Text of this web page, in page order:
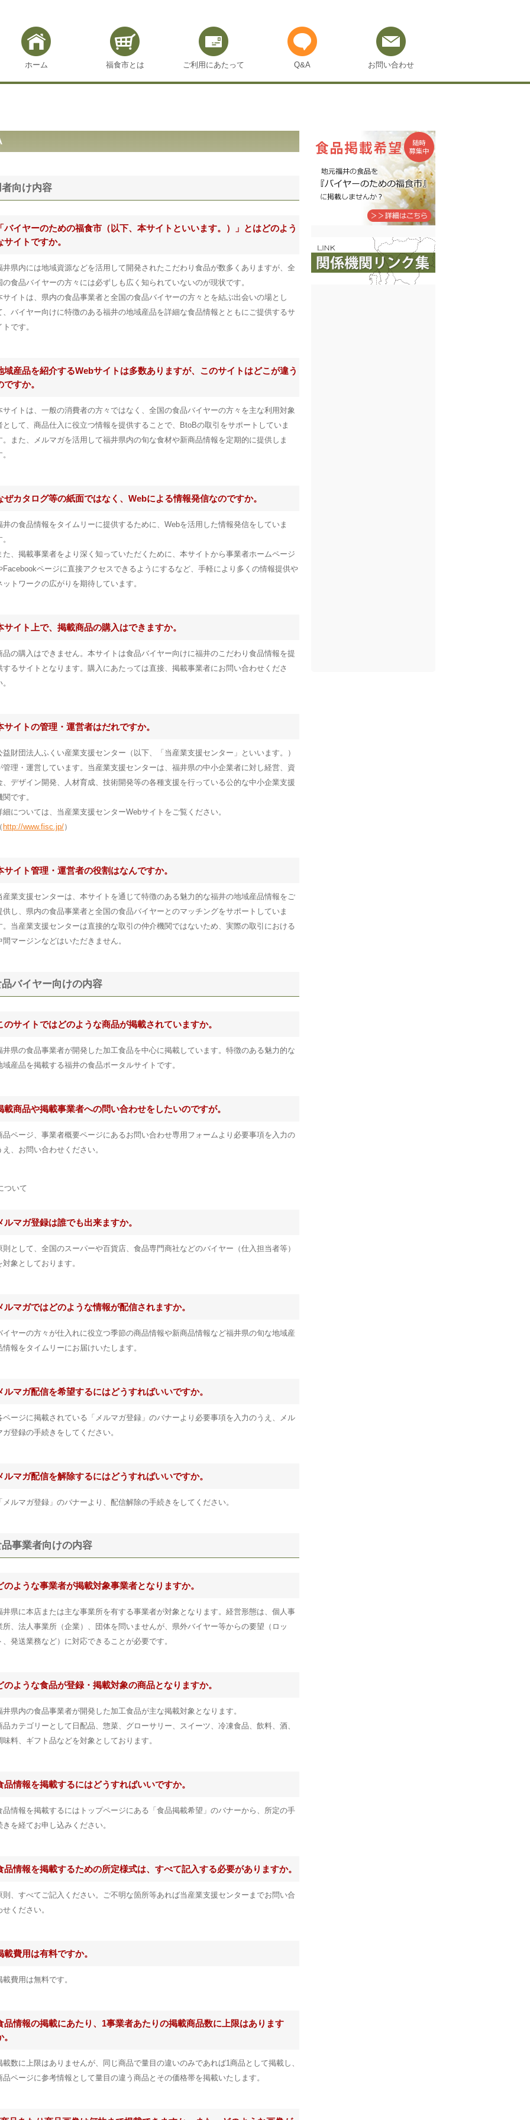
ホーム 福食市とは ご利用にあたって Q&A お問い合わせ
向け内容
バイヤーのための福食市（以下、本サイトといいます。）」とはどのよう
サイトですか。
井県内には地域資源などを活用して開発されたこだわり食品が数多くありますが、全
の食品バイヤーの方々には必ずしも広く知られていないのが現状です。
サイトは、県内の食品事業者と全国の食品バイヤーの方々とを結ぶ出会いの場とし
、バイヤー向けに特徴のある福井の地域産品を詳細な食品情報とともにご提供するサ
トです。
域産品を紹介するWebサイトは多数ありますが、このサイトはどこが違う
ですか。
サイトは、一般の消費者の方々ではなく、全国の食品バイヤーの方々を主な利用対象
として、商品仕入に役立つ情報を提供することで、BtoBの取引をサポートしていま
。また、メルマガを活用して福井県内の旬な食材や新商品情報を定期的に提供しま
ぜカタログ等の紙面ではなく、Webによる情報発信なのですか。
井の食品情報をタイムリーに提供するために、Webを活用した情報発信をしていま
た、掲載事業者をより深く知っていただくために、本サイトから事業者ホームページ
Facebookページに直接アクセスできるようにするなど、手軽により多くの情報提供や
ットワークの広がりを期待しています。
サイト上で、掲載商品の購入はできますか。
品の購入はできません。本サイトは食品バイヤー向けに福井のこだわり食品情報を提
するサイトとなります。購入にあたっては直接、掲載事業者にお問い合わせくださ
サイトの管理・運営者はだれですか。
益財団法人ふくい産業支援センター（以下、「当産業支援センター」といいます。）
管理・運営しています。当産業支援センターは、福井県の中小企業者に対し経営、資
、デザイン開発、人材育成、技術開発等の各種支援を行っている公的な中小企業支援
関です。
細については、当産業支援センターWebサイトをご覧ください。
http://www.fisc.jp/）
サイト管理・運営者の役割はなんですか。
産業支援センターは、本サイトを通じて特徴のある魅力的な福井の地域産品情報をご
供し、県内の食品事業者と全国の食品バイヤーとのマッチングをサポートしていま
。当産業支援センターは直接的な取引の仲介機関ではないため、実際の取引における
間マージンなどはいただきません。
バイヤー向けの内容
のサイトではどのような商品が掲載されていますか。
井県の食品事業者が開発した加工食品を中心に掲載しています。特徴のある魅力的な
域産品を掲載する福井の食品ポータルサイトです。
載商品や掲載事業者への問い合わせをしたいのですが。
品ページ、事業者概要ページにあるお問い合わせ専用フォームより必要事項を入力の
え、お問い合わせください。
ついて
ルマガ登録は誰でも出来ますか。
則として、全国のスーパーや百貨店、食品専門商社などのバイヤー（仕入担当者等）
対象としております。
ルマガではどのような情報が配信されますか。
イヤーの方々が仕入れに役立つ季節の商品情報や新商品情報など福井県の旬な地域産
情報をタイムリーにお届けいたします。
ルマガ配信を希望するにはどうすればいいですか。
ページに掲載されている「メルマガ登録」のバナーより必要事項を入力のうえ、メル
ガ登録の手続きをしてください。
ルマガ配信を解除するにはどうすればいいですか。
メルマガ登録」のバナーより、配信解除の手続きをしてください。
事業者向けの内容
のような事業者が掲載対象事業者となりますか。
井県に本店または主な事業所を有する事業者が対象となります。経営形態は、個人事
所、法人事業所（企業）、団体を問いませんが、県外バイヤー等からの要望（ロッ
、発送業務など）に対応できることが必要です。
のような食品が登録・掲載対象の商品となりますか。
井県内の食品事業者が開発した加工食品が主な掲載対象となります。
品カテゴリーとして日配品、惣菜、グローサリー、スイーツ、冷凍食品、飲料、酒、
味料、ギフト品などを対象としております。
品情報を掲載するにはどうすればいいですか。
品情報を掲載するにはトップページにある「食品掲載希望」のバナーから、所定の手
きを経てお申し込みください。
品情報を掲載するための所定様式は、すべて記入する必要がありますか。
則、すべてご記入ください。ご不明な箇所等あれば当産業支援センターまでお問い合
せください。
載費用は有料ですか。
載費用は無料です。
品情報の掲載にあたり、1事業者あたりの掲載商品数に上限はあります
。
載数に上限はありませんが、同じ商品で量目の違いのみであれば1商品として掲載し、
品ページに参考情報として量目の違う商品とその価格帯を掲載いたします。